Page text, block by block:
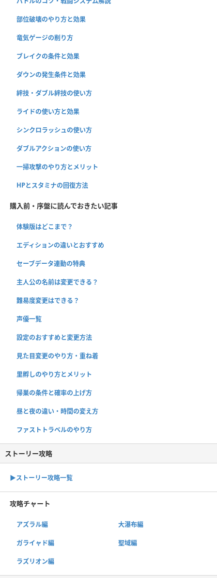
部位破壊のやり方と効果
竜気ゲージの削り方
ブレイクの条件と効果
ダウンの発生条件と効果
絆技・ダブル絆技の使い方
ライドの使い方と効果
シンクロラッシュの使い方
ダブルアクションの使い方
一掃攻撃のやり方とメリット
HPとスタミナの回復方法
購入前・序盤に読んでおきたい記事
体験版はどこまで？
エディションの違いとおすすめ
セーブデータ連動の特典
主人公の名前は変更できる？
難易度変更はできる？
声優一覧
設定のおすすめと変更方法
見た目変更のやり方・重ね着
里孵しのやり方とメリット
帰巣の条件と確率の上げ方
昼と夜の違い・時間の変え方
ファストトラベルのやり方
ストーリー攻略
▶︎ストーリー攻略一覧
攻略チャート
アズラル編 大瀑布編
ガライャド編 聖域編
ラズリオン編